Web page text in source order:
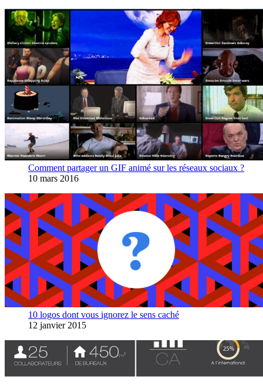
Comment partager un GIF animé sur les réseaux sociaux ?
10 mars 2016
10 logos dont vous ignorez le sens caché
12 janvier 2015